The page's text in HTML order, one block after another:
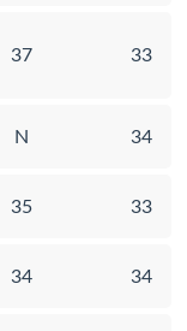
37 33
N 34
35 33
34 34